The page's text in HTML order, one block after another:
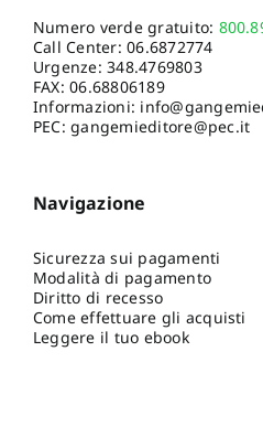
Numero verde gratuito:
Call Center:06.6872774
Urgenze:348.4769803
FAX: 06.68806189
Informazioni:
PEC: gangemieditore@pec.it
Navigazione
Sicurezza sui pagamenti
Modalità di pagamento
Diritto di recesso
Come effettuare gli acquisti
Leggere il tuo ebook